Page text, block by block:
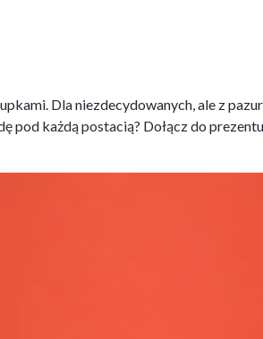
Dla niezdecydowanych, ale z
pod każdą postacią? Dołącz do